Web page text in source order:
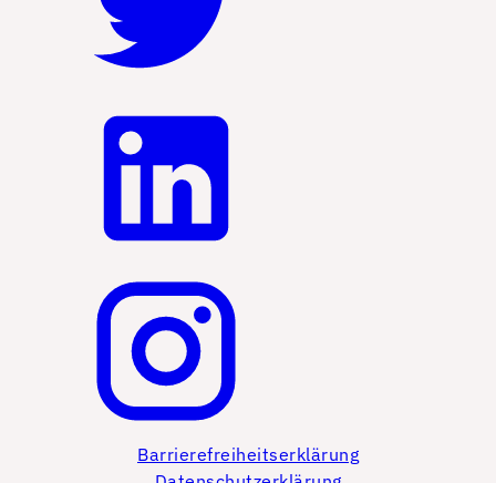
Barrierefreiheitserklärung